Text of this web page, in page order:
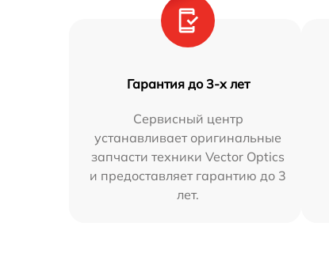
Гарантия до 3-х лет
Сервисный центр
устанавливает оригинальные
запчасти техники Vector Optics
и предоставляет гарантию до 3
лет.